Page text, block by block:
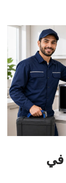
في